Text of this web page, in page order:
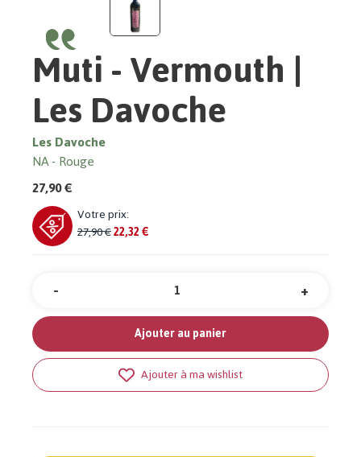
Muti - Vermouth |
Les Davoche
Les Davoche
NA Rouge
27,90 €
Votre prix:
27,90 €22,32 €
Quantité +
-
Ajouter au panier
Ajouter à ma wishlist